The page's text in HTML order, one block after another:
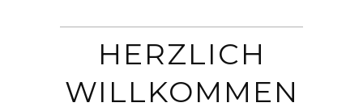
HERZLICH
WILLKOMMEN